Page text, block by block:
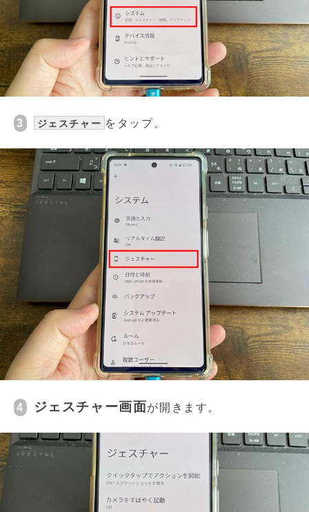
3 ジェスチャー をタップ。
4 ジェスチャー画面が開きます。